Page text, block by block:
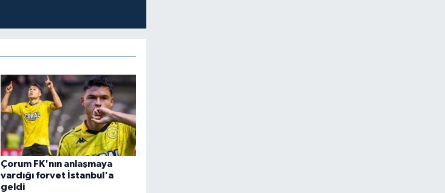
Çorum FK'nın anlaşmaya
vardığı forvet İstanbul'a
geldi